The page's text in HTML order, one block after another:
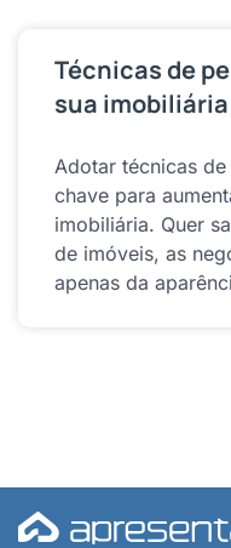
Técnicas de
sua
Adotar técnicas
chave para
imobiliária. Quer
de imóveis, as
apenas da